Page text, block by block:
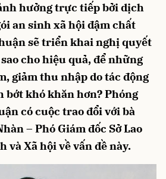
hưởng trực tiếp bởi dịch
an sinh xã hội đậm chất
sẽ triển khai nghị quyết
cho hiệu quả, để những
giảm thu nhập do tác động
bớt khó khăn hơn? Phóng
có cuộc trao đổi với bà
– Phó Giám đốc Sở Lao
và Xã hội về vấn đề này.
Hủy Gửi